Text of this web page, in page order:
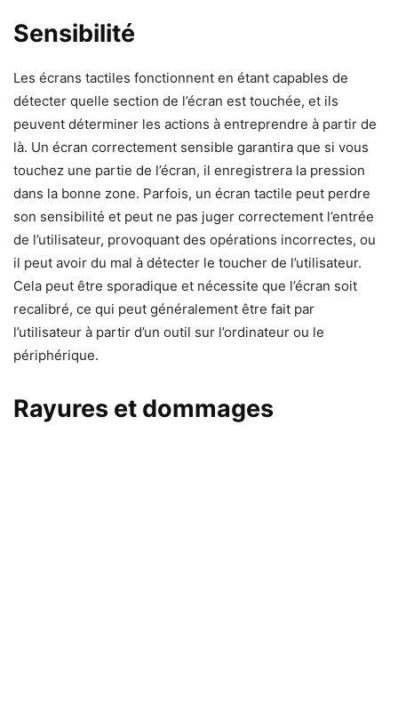
Sensibilité
Les écrans tactiles fonctionnent en étant capables de
détecter quelle section de l’écran est touchée, et ils
peuvent déterminer les actions à entreprendre à partir de
là. Un écran correctement sensible garantira que si vous
touchez une partie de l’écran, il enregistrera la pression
dans la bonne zone. Parfois, un écran tactile peut perdre
son sensibilité et peut ne pas juger correctement l’entrée
de l’utilisateur, provoquant des opérations incorrectes, ou
il peut avoir du mal à détecter le toucher de l’utilisateur.
Cela peut être sporadique et nécessite que l’écran soit
recalibré, ce qui peut généralement être fait par
l’utilisateur à partir d’un outil sur l’ordinateur ou le
périphérique.
Rayures et dommages